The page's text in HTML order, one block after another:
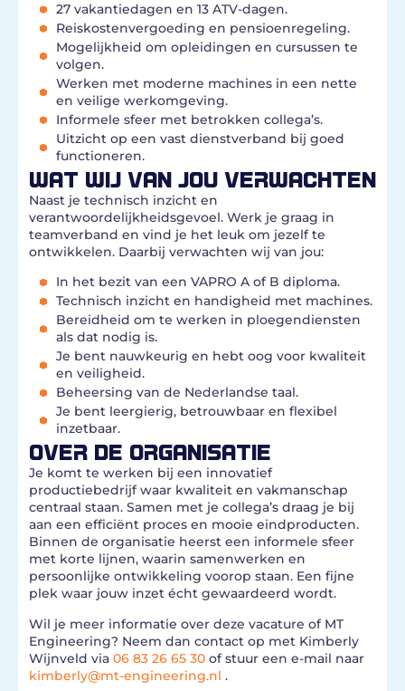
27 vakantiedagen en 13 ATV-dagen.
Reiskostenvergoeding en pensioenregeling.
Mogelijkheid om opleidingen en cursussen te
volgen.
Werken met moderne machines in een nette
en veilige werkomgeving.
Informele sfeer met betrokken collega’s.
Uitzicht op een vast dienstverband bij goed
functioneren.
WAT WIJ VAN JOU VERWACHTEN
Naast je technisch inzicht en
verantwoordelijkheidsgevoel. Werk je graag in
teamverband en vind je het leuk om jezelf te
ontwikkelen. Daarbij verwachten wij van jou:
In het bezit van een VAPRO A of B diploma.
Technisch inzicht en handigheid met machines.
Bereidheid om te werken in ploegendiensten
als dat nodig is.
Je bent nauwkeurig en hebt oog voor kwaliteit
en veiligheid.
Beheersing van de Nederlandse taal.
Je bent leergierig, betrouwbaar en flexibel
inzetbaar.
OVER DE ORGANISATIE
Je komt te werken bij een innovatief
productiebedrijf waar kwaliteit en vakmanschap
centraal staan. Samen met je collega’s draag je bij
aan een efficiënt proces en mooie eindproducten.
Binnen de organisatie heerst een informele sfeer
met korte lijnen, waarin samenwerken en
persoonlijke ontwikkeling voorop staan. Een fijne
plek waar jouw inzet écht gewaardeerd wordt.
Wil je meer informatie over deze vacature of MT
Engineering? Neem dan contact op met Kimberly
Wijnveld via 06 83 26 65 30 of stuur een e-mail naar
kimberly@mt-engineering.nl .